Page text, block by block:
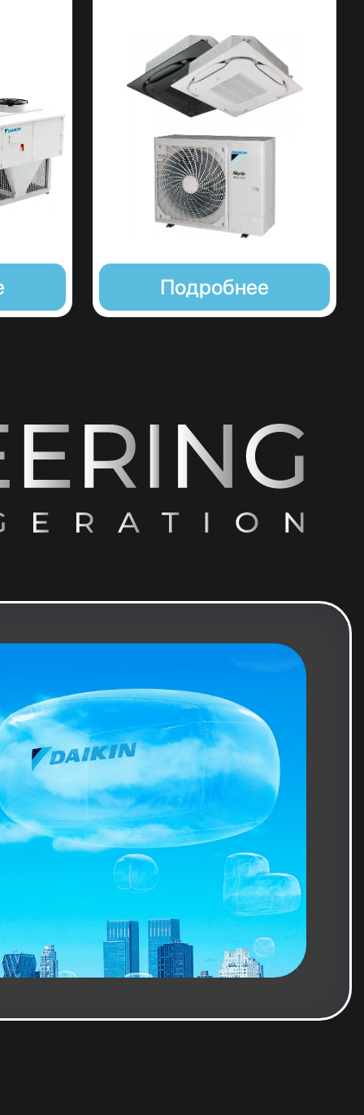
Подробнее